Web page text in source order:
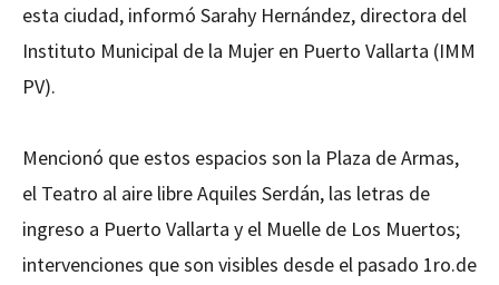
esta ciudad, informó Sarahy Hernández, directora del
Instituto Municipal de la Mujer en Puerto Vallarta (IMM
PV).
Mencionó que estos espacios son la Plaza de Armas,
el Teatro al aire libre Aquiles Serdán, las letras de
ingreso a Puerto Vallarta y el Muelle de Los Muertos;
intervenciones que son visibles desde el pasado 1ro.de